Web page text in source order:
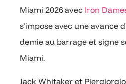
Miami 2026 avec Iron
s’impose avec une avance
demie au barrage et signe
Miami.
Jack Whitaker et